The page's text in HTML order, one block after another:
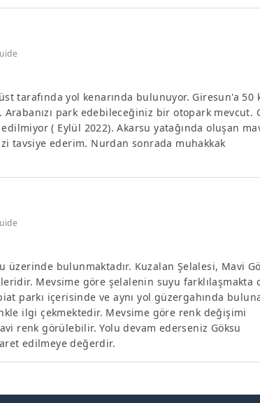
tarafında yol kenarında bulunuyor. Giresun'a 50
park edebileceğiniz bir otopark mevcut.
( Eylül 2022). Akarsu yatağında oluşan
tavsiye ederim. Nurdan sonrada muhakkak
üzerinde bulunmaktadır. Kuzalan Şelalesi, Mavi
Mevsime göre şelalenin suyu farklılaşmakta
parkı içerisinde ve aynı yol güzergahında
ilgi çekmektedir. Mevsime göre renk değişimi
renk görülebilir. Yolu devam ederseniz Göksu
edilmeye değerdir.